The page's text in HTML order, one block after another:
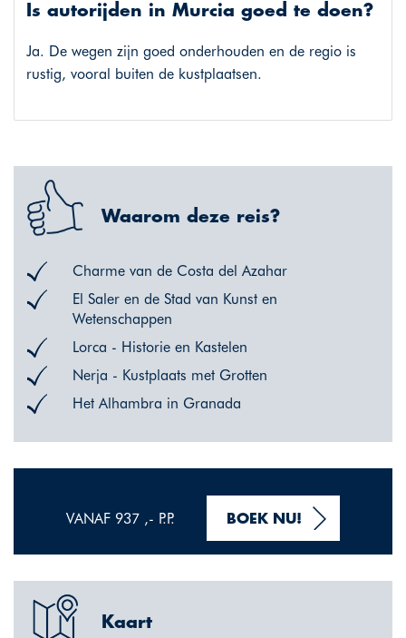
Is autorijden in Murcia goed te doen?
Ja. De wegen zijn goed onderhouden en de regio is
rustig, vooral buiten de kustplaatsen.
Waarom deze reis?
Charme van de Costa del Azahar
El Saler en de Stad van Kunst en
Wetenschappen
Lorca - Historie en Kastelen
Nerja - Kustplaats met Grotten
Het Alhambra in Granada
VANAF 937 ,- P.P. BOEK NU!
Kaart